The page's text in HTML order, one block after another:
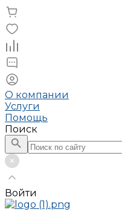
О компании
Услуги
Помощь
Поиск
Войти